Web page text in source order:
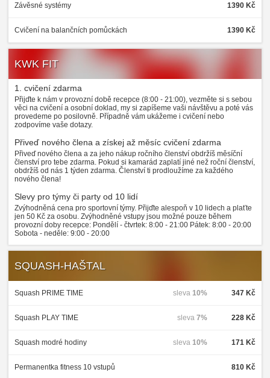
Závěsné systémy 1390 Kč
Cvičení na balančních pomůckách 1390 Kč
KWK FIT
1. cvičení zdarma
Přijďte k nám v provozní době recepce (8:00 - 21:00), vezměte si s sebou
věci na cvičení a osobní doklad, my si zapíšeme vaši návštěvu a poté vás
provedeme po posilovně. Případně vám ukážeme i cvičení nebo
zodpovíme vaše dotazy.
Přiveď nového člena a získej až měsíc cvičení zdarma
Přiveď nového člena a za jeho nákup ročního členství obdržíš měsíční
členství pro tebe zdarma. Pokud si kamarád zaplatí jiné než roční členství,
obdržíš od nás 1 týden zdarma. Členství ti prodloužíme za každého
nového člena!
Slevy pro týmy či party od 10 lidí
Zvýhodněná cena pro sportovní týmy. Přijďte alespoň v 10 lidech a plaťte
jen 50 Kč za osobu. Zvýhodněné vstupy jsou možné pouze během
provozní doby recepce: Pondělí - čtvrtek: 8:00 - 21:00 Pátek: 8:00 - 20:00
Sobota - neděle: 9:00 - 20:00
SQUASH-HAŠTAL
Squash PRIME TIME 347 Kč
sleva 10%
Squash PLAY TIME 228 Kč
sleva 7%
Squash modré hodiny 171 Kč
sleva 10%
Permanentka fitness 10 vstupů 810 Kč